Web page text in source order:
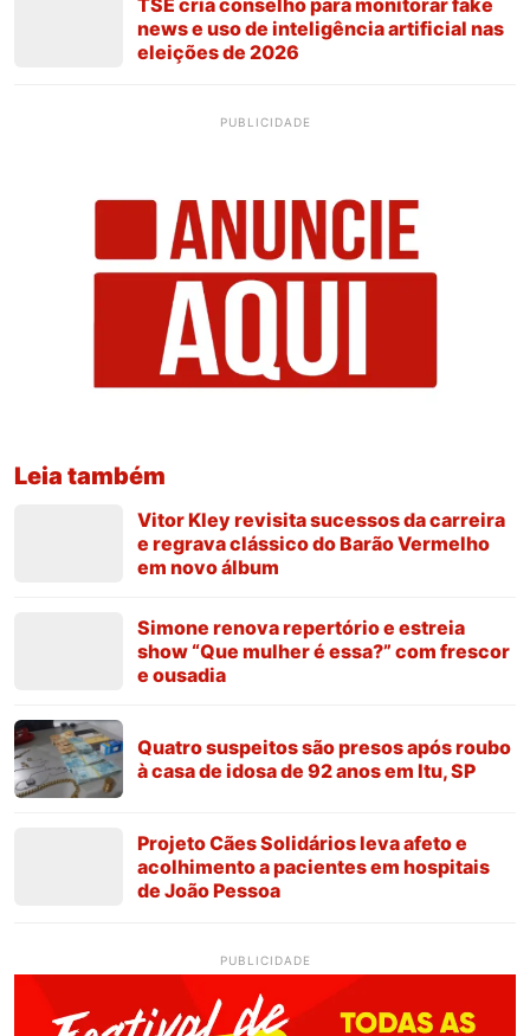
news e uso de inteligência artificial nas
eleições de 2026
PUBLICIDADE
Leia também
Vitor Kley revisita sucessos da carreira
e regrava clássico do Barão Vermelho
em novo álbum
Simone renova repertório e estreia
show “Que mulher é essa?” com frescor
e ousadia
Quatro suspeitos são presos após roubo
à casa de idosa de 92 anos em Itu, SP
Projeto Cães Solidários leva afeto e
acolhimento a pacientes em hospitais
de João Pessoa
PUBLICIDADE